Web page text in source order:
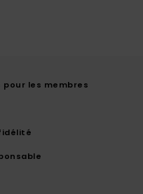
les membres